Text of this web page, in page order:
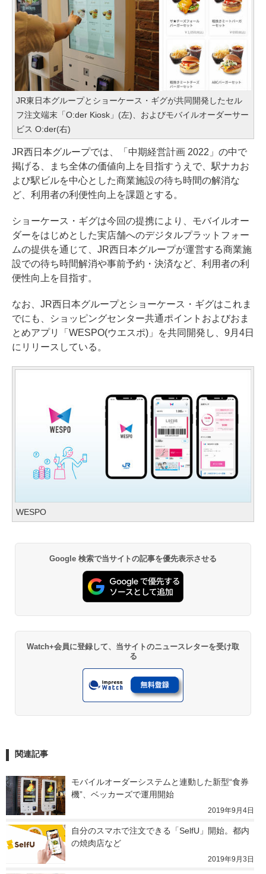
JR東日本グループとショーケース・ギグが共同開発したセル
フ注文端末「O:der Kiosk」(左)、およびモバイルオーダーサー
ビス O:der(右)
JR西日本グループでは、「中期経営計画 2022」の中で
掲げる、まち全体の価値向上を目指すうえで、駅ナカお
よび駅ビルを中心とした商業施設の待ち時間の解消な
ど、利用者の利便性向上を課題とする。
ショーケース・ギグは今回の提携により、モバイルオー
ダーをはじめとした実店舗へのデジタルプラットフォー
ムの提供を通じて、JR西日本グループが運営する商業施
設での待ち時間解消や事前予約・決済など、利用者の利
便性向上を目指す。
なお、JR西日本グループとショーケース・ギグはこれま
でにも、ショッピングセンター共通ポイントおよびおま
とめアプリ「WESPO(ウエスポ)」を共同開発し、9月4日
にリリースしている。
WESPO
Google 検索で当サイトの記事を優先表示させる
Watch+会員に登録して、当サイトのニュースレターを受け取
る
関連記事
モバイルオーダーシステムと連動した新型“食券
機”、ベッカーズで運用開始
2019年9月4日
自分のスマホで注文できる「SelfU」開始。都内
の焼肉店など
2019年9月3日